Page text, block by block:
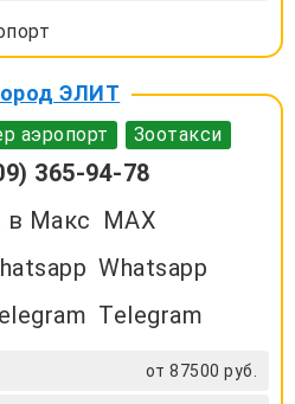
ЭЛИТ
аэропорт Зоотакси
365-94-78
MAX
Whatsapp
Telegram
от 87500 руб.